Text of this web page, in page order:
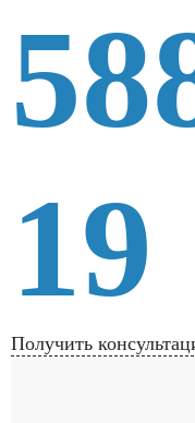
19
Получить